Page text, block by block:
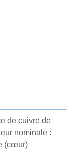
de cuivre de
nominale :
(cœur)